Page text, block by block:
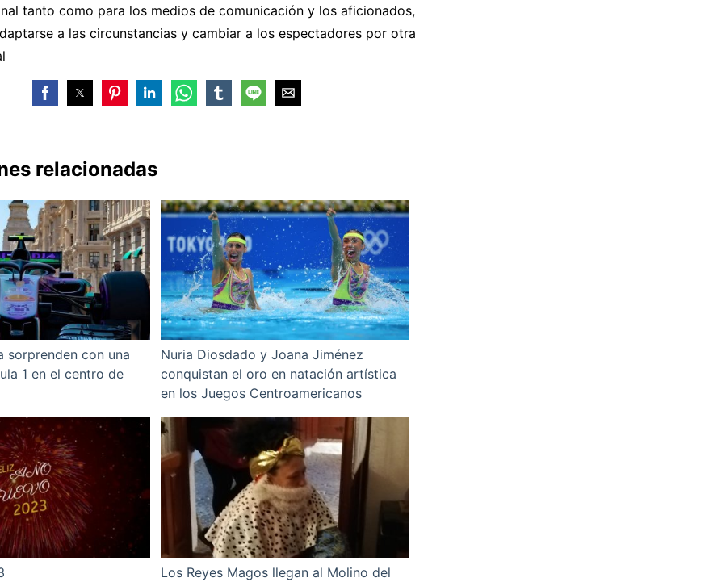
tanto como para los medios de comunicación y los aficionados,
a las circunstancias y cambiar a los espectadores por otra
relacionadas
sorprenden con una
1 en el centro de
Nuria Diosdado y Joana Jiménez
conquistan el oro en natación artística
en los Juegos Centroamericanos
Los Reyes Magos llegan al Molino del